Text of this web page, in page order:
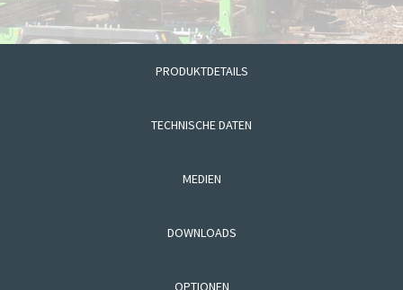
PRODUKTDETAILS
TECHNISCHE DATEN
MEDIEN
DOWNLOADS
OPTIONEN